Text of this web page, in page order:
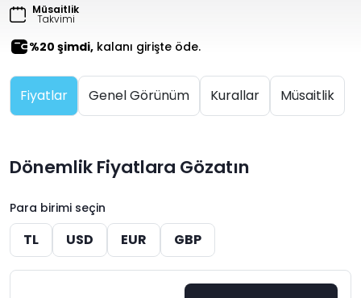
Müsaitlik
Takvimi
%20 şimdi, kalanı girişte öde.
Fiyatlar Genel Görünüm Kurallar Müsaitlik
Dönemlik Fiyatlara Gözatın
Para birimi seçin
TL USD EUR GBP